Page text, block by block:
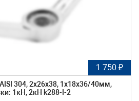
1 750 ₽
304, 2х26х38, 1х18х36/40мм,
1кН, 2кН k288-I-2